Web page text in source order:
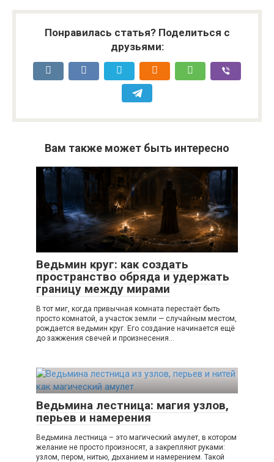
Понравилась статья? Поделиться с
друзьями:
Вам также может быть интересно
Ведьмин круг: как создать
пространство обряда и удержать
границу между мирами
В тот миг, когда привычная комната перестаёт быть
просто комнатой, а участок земли — случайным местом,
рождается ведьмин круг. Его создание начинается ещё
до зажжения свечей и произнесения…
Ведьмина лестница: магия узлов,
перьев и намерения
Ведьмина лестница – это магический амулет, в котором
желание не просто произносят, а закрепляют руками:
узлом, пером, нитью, дыханием и намерением. Такой